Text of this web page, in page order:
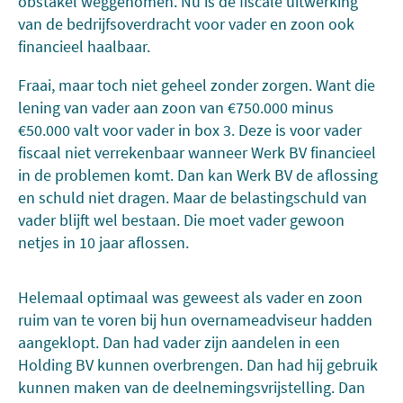
van de bedrijfsoverdracht voor vader en zoon ook
financieel haalbaar.
Fraai, maar toch niet geheel zonder zorgen. Want die
lening van vader aan zoon van €750.000 minus
€50.000 valt voor vader in box 3. Deze is voor vader
fiscaal niet verrekenbaar wanneer Werk BV financieel
in de problemen komt. Dan kan Werk BV de aflossing
en schuld niet dragen. Maar de belastingschuld van
vader blijft wel bestaan. Die moet vader gewoon
netjes in 10 jaar aflossen.
Helemaal optimaal was geweest als vader en zoon
ruim van te voren bij hun overnameadviseur hadden
aangeklopt. Dan had vader zijn aandelen in een
Holding BV kunnen overbrengen. Dan had hij gebruik
kunnen maken van de deelnemingsvrijstelling. Dan